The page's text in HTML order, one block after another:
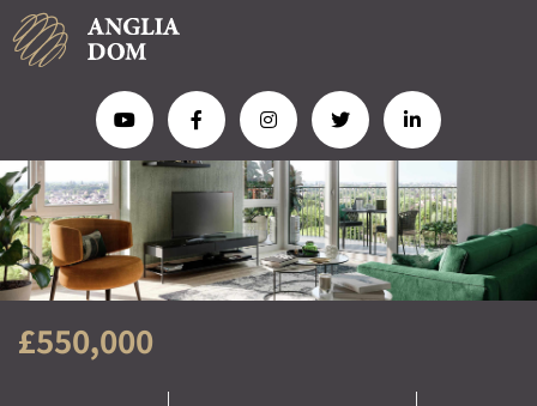
£550,000